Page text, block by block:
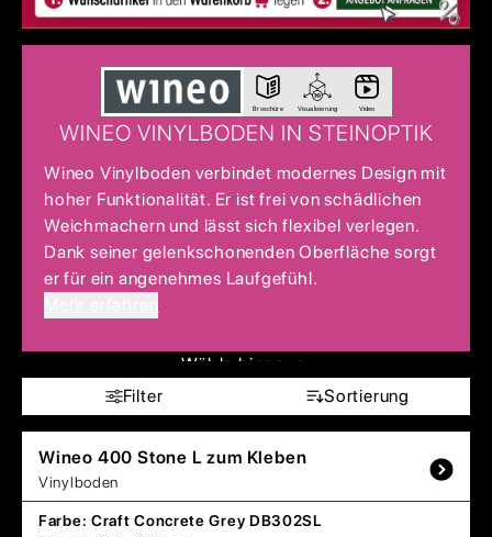
Broschüre Visualisierung Video
WINEO VINYLBODEN IN STEINOPTIK
Wineo Vinylboden verbindet modernes Design mit
hoher Funktionalität. Er ist frei von schädlichen
Weichmachern und lässt sich flexibel verlegen.
Dank seiner gelenkschonenden Oberfläche sorgt
er für ein angenehmes Laufgefühl.
Wähle hier aus:
Filter
Sortierung
Wineo 400 Stone L zum Kleben
Vinylboden
Farbe: Craft Concrete Grey DB302SL